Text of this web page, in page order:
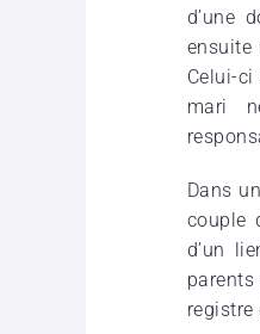
d’une
ensuite
Celui-
mari
Dans
couple
d’un
registre